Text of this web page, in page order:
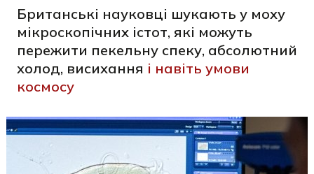
Британські науковці шукають у моху
мікроскопічних істот, які можуть
пережити пекельну спеку, абсолютний
холод, висихання і навіть умови
космосу